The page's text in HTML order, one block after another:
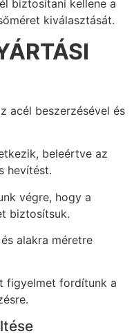
biztosítani kellene a
kiválasztását.
acél beszerzésével és
beleértve az
hevítést.
végre, hogy a
biztosítsuk.
alakra méretre
figyelmet fordítunk a